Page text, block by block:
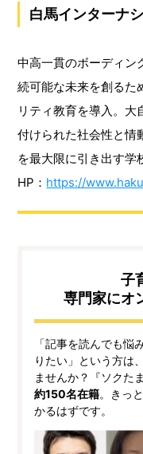
白馬インターナ
中高一貫のボーディン
続可能な未来を創るた
リティ教育を導入。大
付けられた社会性と情
を最大限に引き出す学
HP： https://
子
専門家にオ
「記事を読んでも悩
りたい」という方は
ませんか？『ソクた
約150名在籍。きっ
かるはずです。